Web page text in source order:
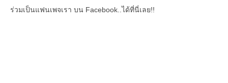
ร่วมเป็นแฟนเพจเรา บน Facebook..ได้ที่นี่เลย!!